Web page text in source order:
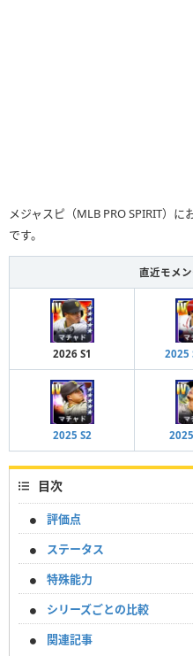
メジャスピ（MLB PRO SPIRIT）
です。
直近モメ
2026 S1 2025
2025 S2
目次
評価点
ステータス
特殊能力
シリーズごとの比較
関連記事